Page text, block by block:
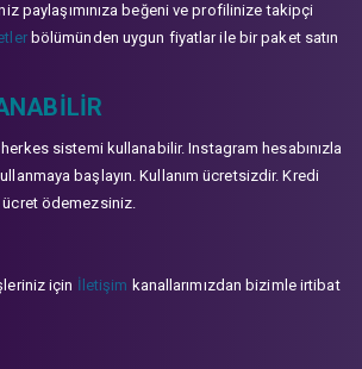
paylaşımınıza beğeni ve profilinize takipçi
bölümünden uygun fiyatlar ile bir paket satın
sistemi kullanabilir. Instagram hesabınızla
başlayın. Kullanım ücretsizdir. Kredi
ücret ödemezsiniz.
için İletişim kanallarımızdan bizimle irtibat